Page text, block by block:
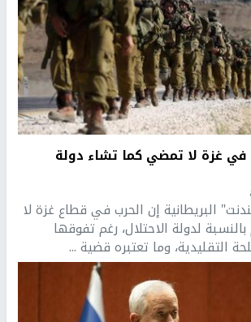
في غزة لا تمضي كما تشاء دولة
البريطانية إن الحرب في قطاع غزة لا
لدولة الاحتلال، رغم تفوقها
التقليدية، وما تعتبره قضية ...